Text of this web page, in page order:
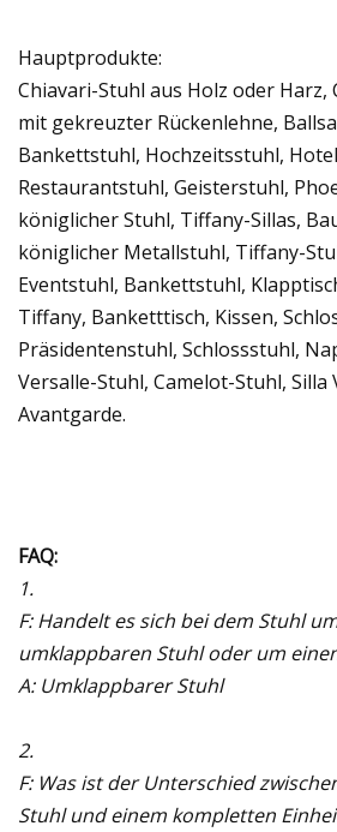
Hauptprodukte:
Chiavari-Stuhl aus Holz oder Harz,
mit gekreuzter Rückenlehne,
Bankettstuhl, Hochzeitsstuhl,
Restaurantstuhl, Geisterstuhl,
königlicher Stuhl, Tiffany-Sillas,
königlicher Metallstuhl, Tiffany-
Eventstuhl, Bankettstuhl,
Tiffany, Banketttisch, Kissen,
Präsidentenstuhl, Schlossstuhl,
Versalle-Stuhl, Camelot-Stuhl, Silla
Avantgarde.
FAQ:
1.
F: Handelt es sich bei dem Stuhl
umklappbaren Stuhl oder um
A: Umklappbarer Stuhl
2.
F: Was ist der Unterschied
Stuhl und einem kompletten